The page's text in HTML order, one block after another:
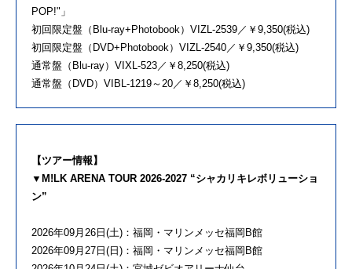
POP!"」
初回限定盤（Blu-ray+Photobook）VIZL-2539／￥9,350(税込)
初回限定盤（DVD+Photobook）VIZL-2540／￥9,350(税込)
通常盤（Blu-ray）VIXL-523／￥8,250(税込)
通常盤（DVD）VIBL-1219～20／￥8,250(税込)
【ツアー情報】
▼M!LK ARENA TOUR 2026-2027 “シャカリキレボリューショ
ン”
2026年09月26日(土)：福岡・マリンメッセ福岡B館
2026年09月27日(日)：福岡・マリンメッセ福岡B館